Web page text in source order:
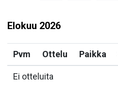
Elokuu 2026
Pvm Ottelu Paikka
Ei otteluita